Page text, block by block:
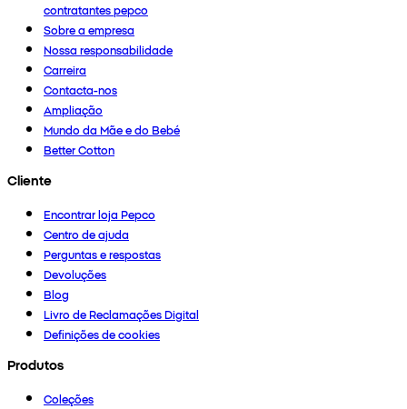
contratantes pepco
Sobre a empresa
Nossa responsabilidade
Carreira
Contacta-nos
Ampliação
Mundo da Mãe e do Bebé
Better Cotton
Cliente
Encontrar loja Pepco
Centro de ajuda
Perguntas e respostas
Devoluções
Blog
Livro de Reclamações Digital
Definições de cookies
Produtos
Coleções